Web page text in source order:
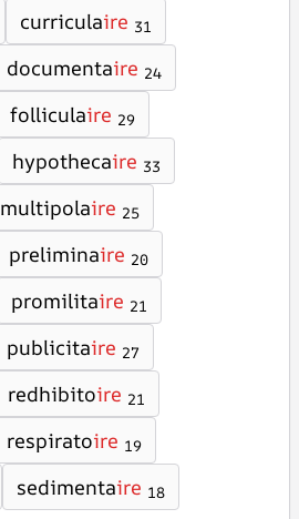
curriculaire 31
documentaire 24
folliculaire 29
hypothecaire 33
multipolaire 25
preliminaire 20
promilitaire 21
publicitaire 27
redhibitoire 21
respiratoire 19
sedimentaire 18